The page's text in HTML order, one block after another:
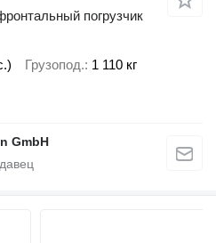
погрузчик
Грузопод. 1 110 кг
GmbH